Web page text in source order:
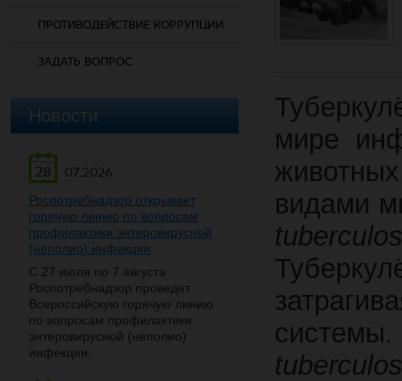
ПРОТИВОДЕЙСТВИЕ КОРРУПЦИИ
ЗАДАТЬ ВОПРОС
Новости
28
07.2026
Роспотребнадзор открывает
горячую линию по вопросам
профилактики энтеровирусной
(неполио) инфекции
С 27 июля по 7 августа
Роспотребнадзор проведет
Всероссийскую горячую линию
по вопросам профилактики
энтеровирусной (неполио)
инфекции.
мире
видами